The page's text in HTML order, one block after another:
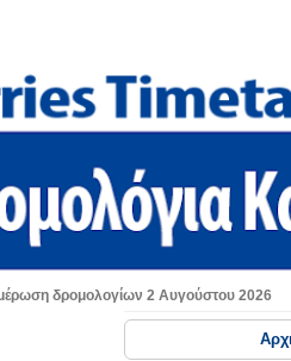
δρομολογίων 2 Αυγούστου 2026